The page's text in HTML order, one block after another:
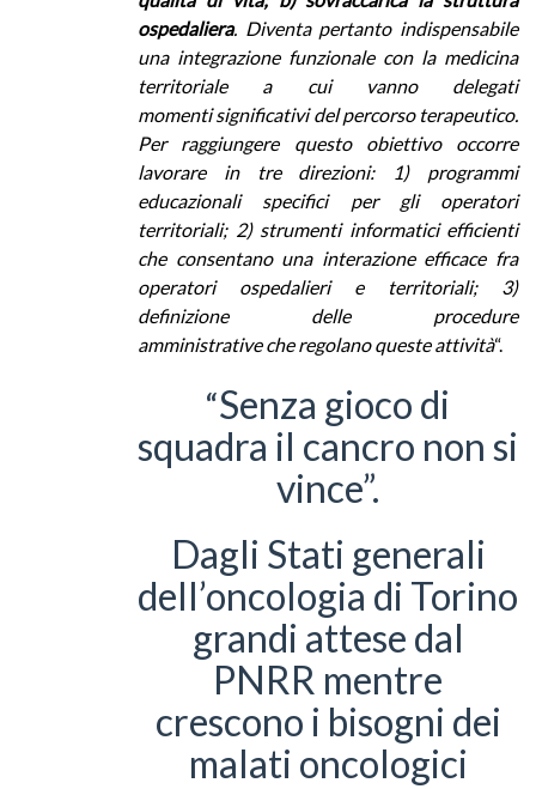
ospedaliera. Diventa pertanto indispensabile
una integrazione funzionale con la medicina
territoriale a cui vanno delegati
momenti significativi del percorso terapeutico.
Per raggiungere questo obiettivo occorre
lavorare in tre direzioni: 1) programmi
educazionali specifici per gli operatori
territoriali; 2) strumenti informatici efficienti
che consentano una interazione efficace fra
operatori ospedalieri e territoriali; 3)
definizione delle procedure
amministrative che regolano queste attività“.
“Senza gioco di
squadra il cancro non si
vince”.
Dagli Stati generali
dell’oncologia di Torino
grandi attese dal
PNRR mentre
crescono i bisogni dei
malati oncologici